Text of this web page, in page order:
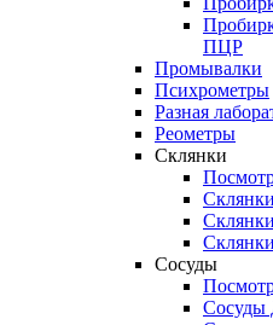
ПЦР
Промывалки
Психрометры
Разная
Реометры
Склянки
Сосуды
Сосуды